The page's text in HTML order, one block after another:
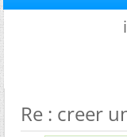
Re : creer